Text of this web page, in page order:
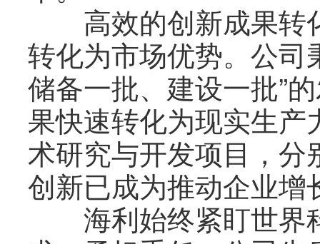
高效的创新成果转
转化为市场优势。公司
储备一批、建设一批”
果快速转化为现实生
术研究与开发项目，
创新已成为推动企业
海利始终紧盯世界